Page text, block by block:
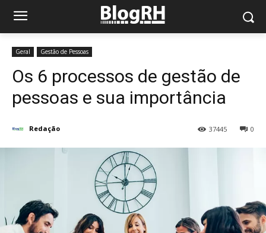
Geral Gestão de Pessoas
Os 6 processos de gestão de
pessoas e sua importância
Redação 0
37445